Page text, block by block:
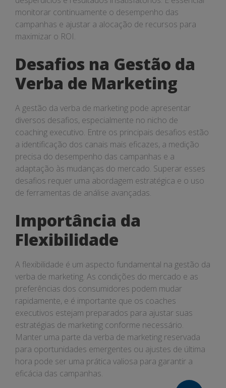
monitorar continuamente o desempenho das
campanhas e ajustar a alocação de recursos para
maximizar o ROI.
Desafios na Gestão da
Verba de Marketing
A gestão da verba de marketing pode apresentar
diversos desafios, especialmente no nicho de
coaching executivo. Entre os principais desafios estão
a identificação dos canais mais eficazes, a medição
precisa do desempenho das campanhas e a
adaptação às mudanças do mercado. Superar esses
desafios requer uma abordagem estratégica e o uso
de ferramentas de análise avançadas.
Importância da
Flexibilidade
A flexibilidade é um aspecto fundamental na gestão da
verba de marketing. As condições do mercado e as
preferências dos consumidores podem mudar
rapidamente, e é importante que os coaches
executivos estejam preparados para ajustar suas
estratégias de marketing conforme necessário.
Manter uma parte da verba de marketing reservada
para oportunidades emergentes ou ajustes de última
hora pode ser uma prática valiosa para garantir a
eficácia das campanhas.